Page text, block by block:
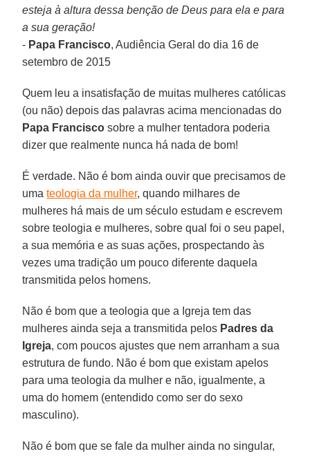
esteja à altura dessa benção de Deus para ela e para
a sua geração!
- Papa Francisco, Audiência Geral do dia 16 de
setembro de 2015
Quem leu a insatisfação de muitas mulheres católicas
(ou não) depois das palavras acima mencionadas do
Papa Francisco sobre a mulher tentadora poderia
dizer que realmente nunca há nada de bom!
É verdade. Não é bom ainda ouvir que precisamos de
umateologia da mulher, quando milhares de
mulheres há mais de um século estudam e escrevem
sobre teologia e mulheres, sobre qual foi o seu papel,
a sua memória e as suas ações, prospectando às
vezes uma tradição um pouco diferente daquela
transmitida pelos homens.
Não é bom que a teologia que a Igreja tem das
mulheres ainda seja a transmitida pelos Padres da
Igreja, com poucos ajustes que nem arranham a sua
estrutura de fundo. Não é bom que existam apelos
para uma teologia da mulher e não, igualmente, a
uma do homem (entendido como ser do sexo
masculino).
Não é bom que se fale da mulher ainda no singular,